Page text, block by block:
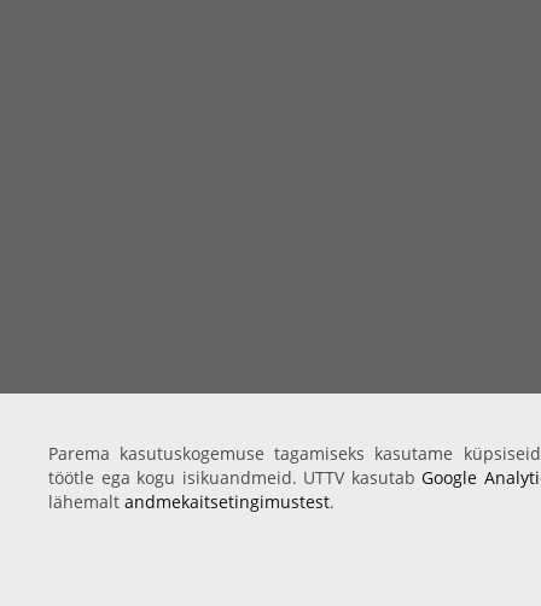
Parema kasutuskogemuse tagamiseks kasutame
töötle ega kogu isikuandmeid. UTTV kasutabGoogle
lähemalt andmekaitsetingimustest.